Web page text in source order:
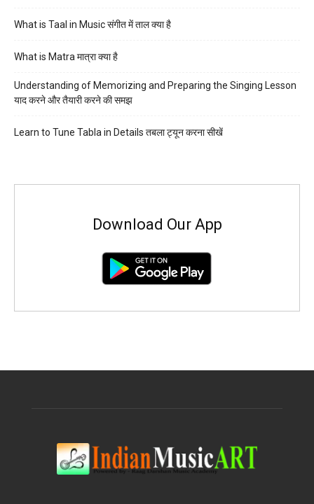
What is Taal in Music संगीत में ताल क्या है
What is Matra मात्रा क्या है
Understanding of Memorizing and Preparing the Singing Lesson
याद करने और तैयारी करने की समझ
Learn to Tune Tabla in Details तबला ट्यून करना सीखें
Download Our App